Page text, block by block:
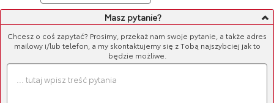
LISTA PRODUKTÓWMasz pytanie?
Chcesz o coś zapytać? Prosimy, przekaż nam swoje pytanie, a także adres
mailowy i/lub telefon, a my skontaktujemy się z Tobą najszybciej jak to
będzie możliwe.